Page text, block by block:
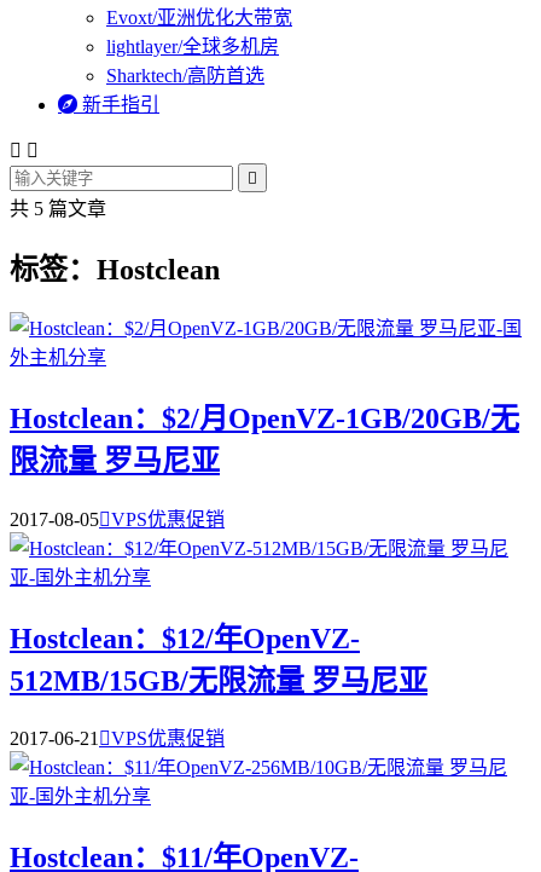
Evoxt/亚洲优化大带宽
lightlayer/全球多机房
Sharktech/高防首选
 新手指引
 

共 5 篇文章
标签：Hostclean
Hostclean：$2/月OpenVZ-1GB/20GB/无
限流量 罗马尼亚
2017-08-05VPS优惠促销
Hostclean：$12/年OpenVZ-
512MB/15GB/无限流量 罗马尼亚
2017-06-21VPS优惠促销
Hostclean：$11/年OpenVZ-